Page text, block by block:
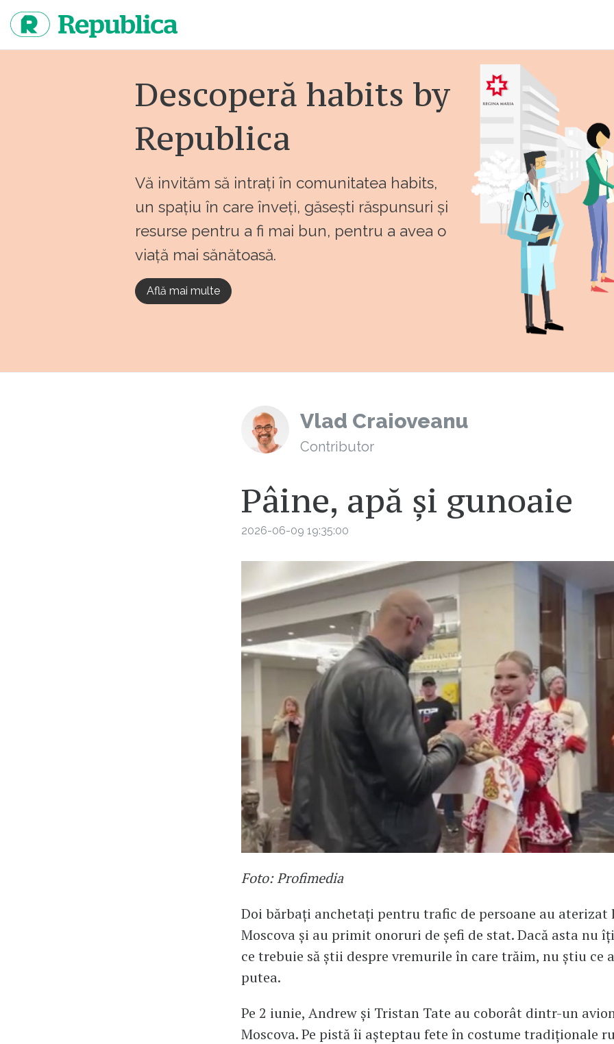
continut
Descoperă habits by
Republica
Vă invităm să intrați în comunitatea habits,
un spațiu în care înveți, găsești răspunsuri și
resurse pentru a fi mai bun, pentru a avea o
viață mai sănătoasă.
Află mai multe
Vlad Craioveanu
Contributor
Pâine, apă și gunoaie
2026-06-09 19:35:00
Foto: Profimedia
Doi bărbați anchetați pentru trafic de persoane au aterizat
Moscova și au primit onoruri de șefi de stat. Dacă asta nu
ce trebuie să știi despre vremurile în care trăim, nu știu ce
putea.
Pe 2 iunie, Andrew și Tristan Tate au coborât dintr-un
Moscova. Pe pistă îi așteptau fete în costume tradiționale